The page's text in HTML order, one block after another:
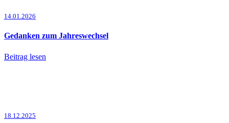
14.01.2026
Gedanken zum Jahreswechsel
Beitrag lesen
18.12.2025